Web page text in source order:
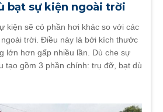
bạt sự kiện ngoài trời
kiện sẽ có phần hơi khác so với các
ngoài trời. Điều này là bởi kích thước
lớn hơn gấp nhiều lần. Dù che sự
tạo gồm 3 phần chính: trụ đỡ, bạt dù